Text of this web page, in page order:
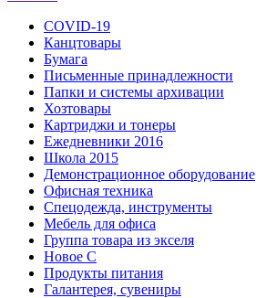
COVID-19
Канцтовары
Бумага
Письменные принадлежности
Папки и системы архивации
Хозтовары
Картриджи и тонеры
Ежедневники 2016
Школа 2015
Демонстрационное оборудование
Офисная техника
Спецодежда, инструменты
Мебель для офиса
Группа товара из экселя
Новое С
Продукты питания
Галантерея, сувениры